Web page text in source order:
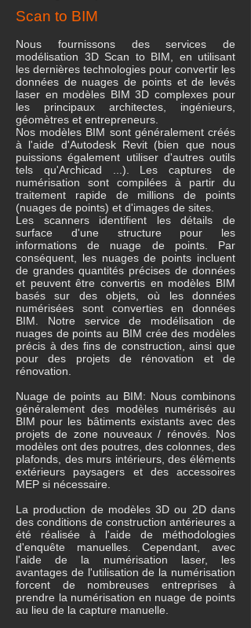
Scan to BIM
Nous fournissons des services de
modélisation 3D Scan to BIM, en utilisant
les dernières technologies pour convertir les
données de nuages ​​de points et de levés
laser en modèles BIM 3D complexes pour
les principaux architectes, ingénieurs,
géomètres et entrepreneurs.
Nos modèles BIM sont généralement créés
à l'aide d'Autodesk Revit (bien que nous
puissions également utiliser d'autres outils
tels qu'Archicad ...). Les captures de
numérisation sont compilées à partir du
traitement rapide de millions de points
(nuages ​​de points) et d'images de sites.
Les scanners identifient les détails de
surface d'une structure pour les
informations de nuage de points. Par
conséquent, les nuages ​​de points incluent
de grandes quantités précises de données
et peuvent être convertis en modèles BIM
basés sur des objets, où les données
numérisées sont converties en données
BIM. Notre service de modélisation de
nuages ​​de points au BIM crée des modèles
précis à des fins de construction, ainsi que
pour des projets de rénovation et de
rénovation.
Nuage de points au BIM: Nous combinons
généralement des modèles numérisés au
BIM pour les bâtiments existants avec des
projets de zone nouveaux / rénovés. Nos
modèles ont des poutres, des colonnes, des
plafonds, des murs intérieurs, des éléments
extérieurs paysagers et des accessoires
MEP si nécessaire.
La production de modèles 3D ou 2D dans
des conditions de construction antérieures a
été réalisée à l'aide de méthodologies
d'enquête manuelles. Cependant, avec
l'aide de la numérisation laser, les
avantages de l'utilisation de la numérisation
forcent de nombreuses entreprises à
prendre la numérisation en nuage de points
au lieu de la capture manuelle.